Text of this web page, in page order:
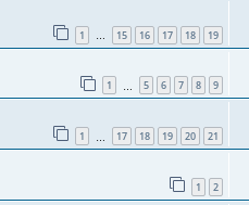
1 … 15 16 17 18 19
1 5 6 7 8 9
1 17 18 19 20 21
1 2